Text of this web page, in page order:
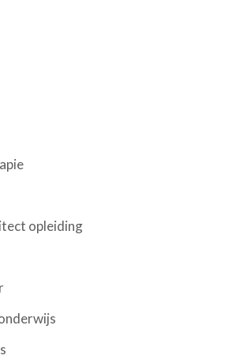
opleiding